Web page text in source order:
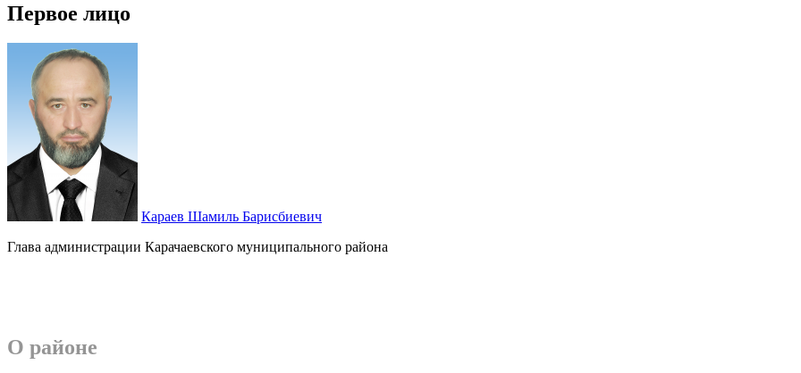
Первое лицо
Караев Шамиль Барисбиевич
Глава администрации Карачаевского муниципального района
О районе